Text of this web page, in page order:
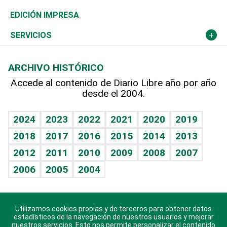
Caribe
Resto del mundo
Global y variable
Economía personal
Novedades
Podcast Arte Libre
Hablando con el pediatra
Vida y familia
Eñe
Celebrando la vida
Sin complejos
En pocas palabras
Escuchando al corazón
Olimpismo
Más deportes
Línea de hit
TBT Deportivo
Noticiero Poteleche
Columnistas
Más firmas
Martes de tecnología
Cambio climático
Deportes
Opinión
Hecho en casa
Guía del dinero
EDICIÓN IMPRESA
SERVICIOS
Cumpleaños
Horóscopos
Juegos
ARCHIVO HISTÓRICO
Accede al contenido de Diario Libre año por año
desde el 2004.
2024 2023 2022 2021 2020
2019
2018
2017 2016 2015 2014
2013
2012
2011 2010 2009 2008
2007
2006
2005 2004
Descarga nuestras aplicaciones para Android, iOS y
sistema Huawei.
Utilizamos cookies propias y de terceros para obtener datos
estadísticos de la navegación de nuestros usuarios y mejorar
nuestros servicios. Esto nos permite personalizar el contenido